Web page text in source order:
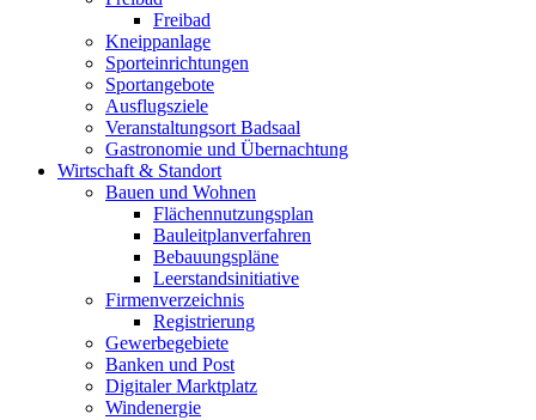
Freibad
Kneippanlage
Sporteinrichtungen
Sportangebote
Ausflugsziele
Veranstaltungsort Badsaal
Gastronomie und Übernachtung
Wirtschaft & Standort
Bauen und Wohnen
Flächennutzungsplan
Bauleitplanverfahren
Bebauungspläne
Leerstandsinitiative
Firmenverzeichnis
Registrierung
Gewerbegebiete
Banken und Post
Digitaler Marktplatz
Windenergie